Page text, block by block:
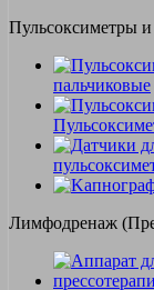
Пульсоксиметры
пальчиковые
Лимфодренаж